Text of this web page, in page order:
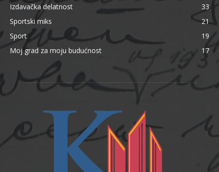
Izdavačka delatnost
33
Sportski miks
21
Sport
19
Moj grad za moju budućnost
17